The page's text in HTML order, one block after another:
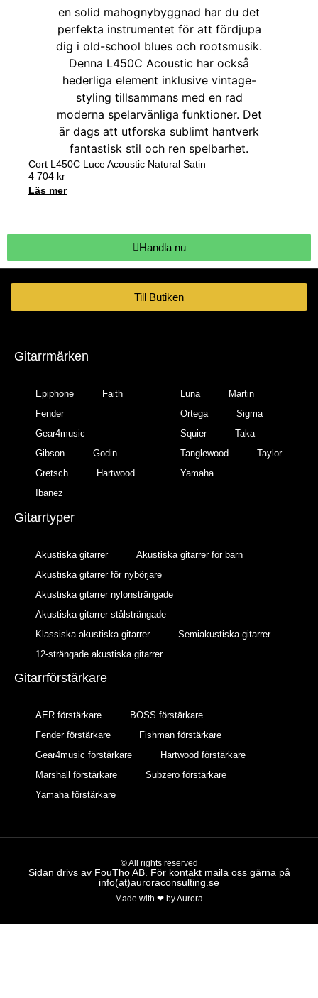
Cort L450C Luce Acoustic Natural Satin
4 704 kr
Läs mer
Handla nu
Till Butiken
Gitarrmärken
Epiphone
Faith
Fender
Gear4music
Gibson
Godin
Gretsch
Hartwood
Ibanez
Luna
Martin
Ortega
Sigma
Squier
Taka
Tanglewood
Taylor
Yamaha
Gitarrtyper
Akustiska gitarrer
Akustiska gitarrer för barn
Akustiska gitarrer för nybörjare
Akustiska gitarrer nylonsträngade
Akustiska gitarrer stålsträngade
Klassiska akustiska gitarrer
Semiakustiska gitarrer
12-strängade akustiska gitarrer
Gitarrförstärkare
AER förstärkare
BOSS förstärkare
Fender förstärkare
Fishman förstärkare
Gear4music förstärkare
Hartwood förstärkare
Marshall förstärkare
Subzero förstärkare
Yamaha förstärkare
© All rights reserved
Sidan drivs av FouTho AB. För kontakt maila oss gärna på
info(at)auroraconsulting.se
Made with ❤ by Aurora